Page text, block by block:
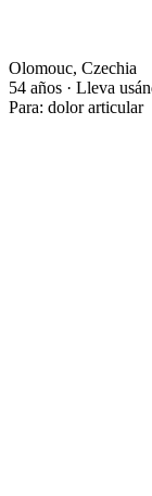
Olomouc, Czechia
54 años · Lleva
Para: dolor articular